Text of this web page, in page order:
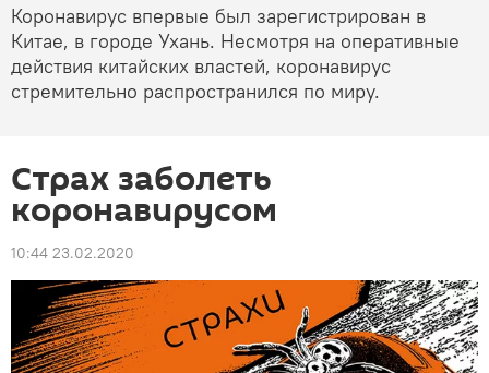
Коронавирус впервые был зарегистрирован в
Китае, в городе Ухань. Несмотря на оперативные
действия китайских властей, коронавирус
стремительно распространился по миру.
Страх заболеть
коронавирусом
10:44 23.02.2020